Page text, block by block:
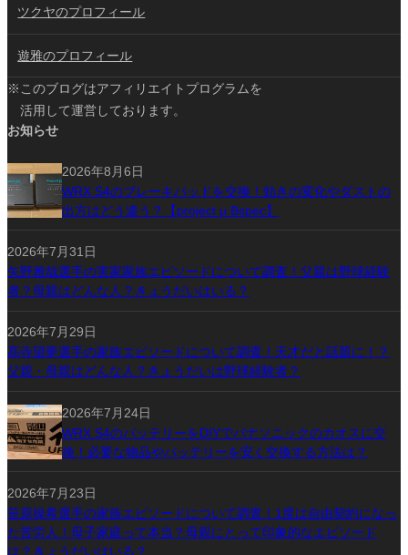
ツクヤのプロフィール
遊雅のプロフィール
※このブログはアフィリエイトプログラムを
活用して運営しております。
お知らせ
2026年8月6日
WRX S4のブレーキパッドを交換！効きの変化やダストの
出方はどう違う？【project μ Bspec】
2026年7月31日
矢野雅哉選手の実家家族エピソードについて調査！父親は野球経験
者？母親はどんな人？きょうだいはいる？
2026年7月29日
髙寺望夢選手の家族エピソードについて調査！天才だと話題に！？
父親・母親はどんな人？きょうだいは野球経験者？
2026年7月24日
WRX S4のバッテリーをDIYでパナソニックのカオスに交
換！必要な物品やバッテリーを安く交換する方法は？
2026年7月23日
笹原操希選手の家族エピソードについて調査！1度は自由契約になっ
た苦労人！母子家庭って本当？母親にとって印象的なエピソード
は？きょうだいはいる？